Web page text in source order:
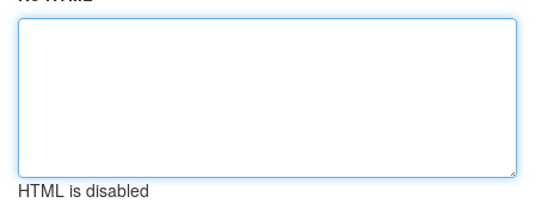
HTML is disabled